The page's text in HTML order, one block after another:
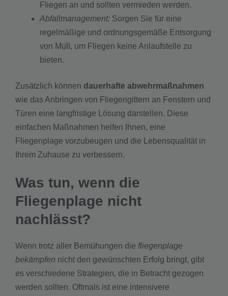
Fliegen an und sollten vermieden werden.
Abfallmanagement: Sorgen Sie für eine
regelmäßige und ordnungsgemäße Entsorgung
von Müll, um Fliegen keine Anlaufstelle zu
bieten.
Zusätzlich können dauerhafte abwehrmaßnahmen
wie das Anbringen von Fliegengittern an Fenstern und
Türen eine langfristige Lösung darstellen. Diese
einfachen Maßnahmen helfen Ihnen, eine
Fliegenplage vorzubeugen und die Lebensqualität in
Ihrem Zuhause zu verbessern.
Was tun, wenn die
Fliegenplage nicht
nachlässt?
Wenn trotz aller Bemühungen die fliegenplage
bekämpfen nicht den gewünschten Erfolg bringt, gibt
es verschiedene Strategien, die in Betracht gezogen
werden sollten. Oftmals ist eine intensivere